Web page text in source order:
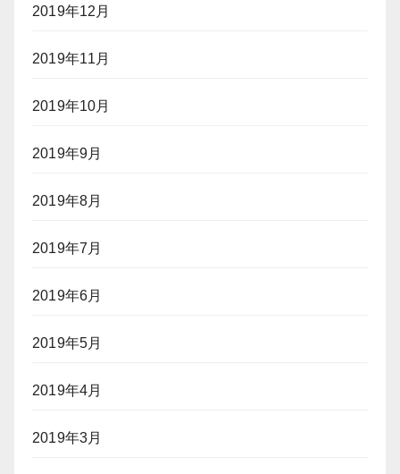
2019年12月
2019年11月
2019年10月
2019年9月
2019年8月
2019年7月
2019年6月
2019年5月
2019年4月
2019年3月